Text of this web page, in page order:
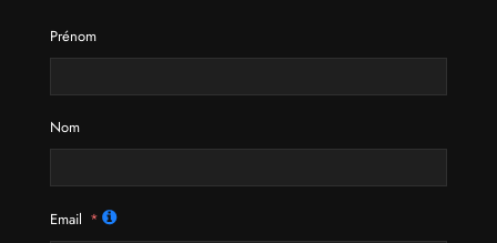
Prénom
Nom
Email